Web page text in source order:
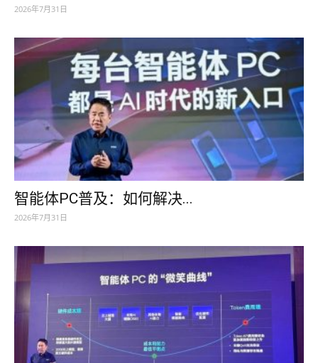
2026年7月31日
智能体PC普及：如何解决...
2026年7月31日